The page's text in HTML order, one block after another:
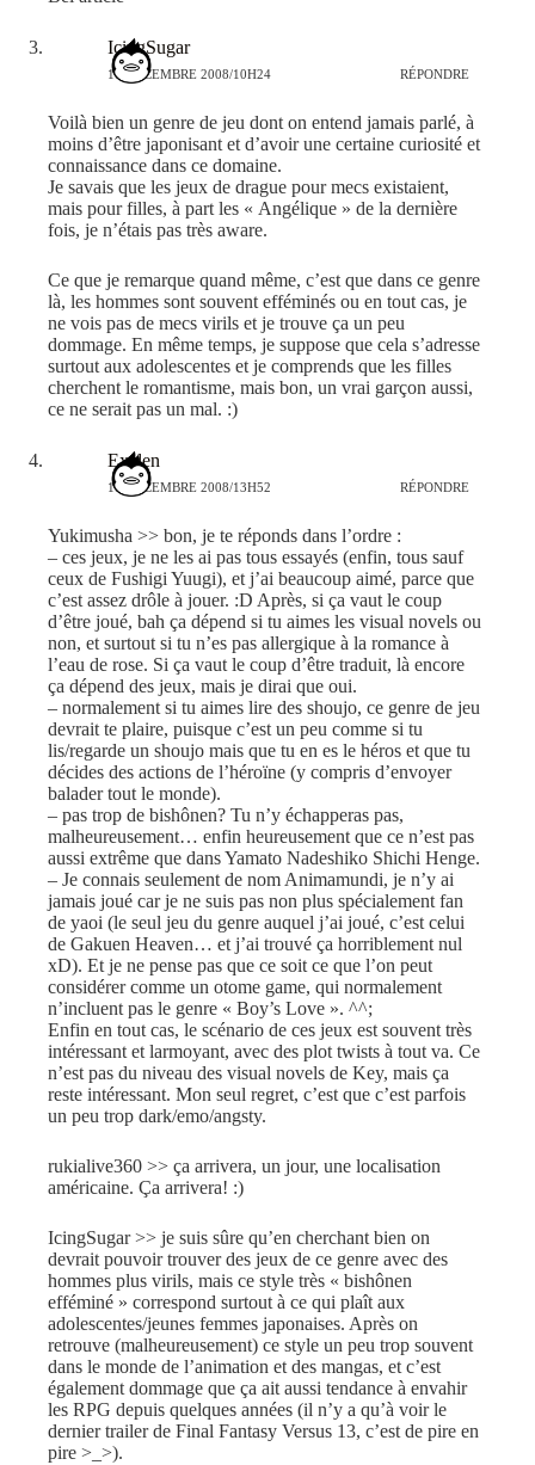
IcingSugar
16 DÉCEMBRE 2008/10H24 RÉPONDRE
Voilà bien un genre de jeu dont on entend jamais parlé, à
moins d’être japonisant et d’avoir une certaine curiosité et
connaissance dans ce domaine.
Je savais que les jeux de drague pour mecs existaient,
mais pour filles, à part les « Angélique » de la dernière
fois, je n’étais pas très aware.
Ce que je remarque quand même, c’est que dans ce genre
là, les hommes sont souvent efféminés ou en tout cas, je
ne vois pas de mecs virils et je trouve ça un peu
dommage. En même temps, je suppose que cela s’adresse
surtout aux adolescentes et je comprends que les filles
cherchent le romantisme, mais bon, un vrai garçon aussi,
ce ne serait pas un mal. :)
Exelen
16 DÉCEMBRE 2008/13H52 RÉPONDRE
Yukimusha >> bon, je te réponds dans l’ordre :
– ces jeux, je ne les ai pas tous essayés (enfin, tous sauf
ceux de Fushigi Yuugi), et j’ai beaucoup aimé, parce que
c’est assez drôle à jouer. :D Après, si ça vaut le coup
d’être joué, bah ça dépend si tu aimes les visual novels ou
non, et surtout si tu n’es pas allergique à la romance à
l’eau de rose. Si ça vaut le coup d’être traduit, là encore
ça dépend des jeux, mais je dirai que oui.
– normalement si tu aimes lire des shoujo, ce genre de jeu
devrait te plaire, puisque c’est un peu comme si tu
lis/regarde un shoujo mais que tu en es le héros et que tu
décides des actions de l’héroïne (y compris d’envoyer
balader tout le monde).
– pas trop de bishônen? Tu n’y échapperas pas,
malheureusement… enfin heureusement que ce n’est pas
aussi extrême que dans Yamato Nadeshiko Shichi Henge.
– Je connais seulement de nom Animamundi, je n’y ai
jamais joué car je ne suis pas non plus spécialement fan
de yaoi (le seul jeu du genre auquel j’ai joué, c’est celui
de Gakuen Heaven… et j’ai trouvé ça horriblement nul
xD). Et je ne pense pas que ce soit ce que l’on peut
considérer comme un otome game, qui normalement
n’incluent pas le genre « Boy’s Love ». ^^;
Enfin en tout cas, le scénario de ces jeux est souvent très
intéressant et larmoyant, avec des plot twists à tout va. Ce
n’est pas du niveau des visual novels de Key, mais ça
reste intéressant. Mon seul regret, c’est que c’est parfois
un peu trop dark/emo/angsty.
rukialive360 >> ça arrivera, un jour, une localisation
américaine. Ça arrivera! :)
IcingSugar >> je suis sûre qu’en cherchant bien on
devrait pouvoir trouver des jeux de ce genre avec des
hommes plus virils, mais ce style très « bishônen
efféminé » correspond surtout à ce qui plaît aux
adolescentes/jeunes femmes japonaises. Après on
retrouve (malheureusement) ce style un peu trop souvent
dans le monde de l’animation et des mangas, et c’est
également dommage que ça ait aussi tendance à envahir
les RPG depuis quelques années (il n’y a qu’à voir le
dernier trailer de Final Fantasy Versus 13, c’est de pire en
pire >_>).